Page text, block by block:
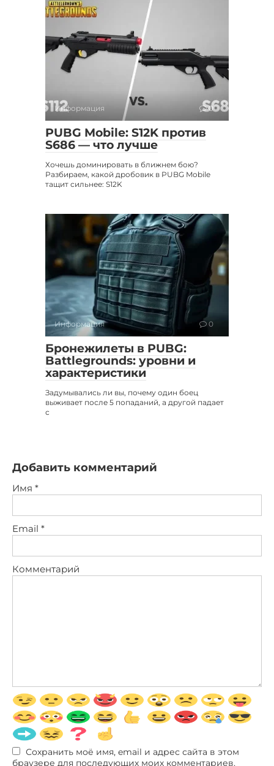
Информация 0
PUBG Mobile: S12K против
S686 — что лучше
Хочешь доминировать в ближнем бою?
Разбираем, какой дробовик в PUBG Mobile
тащит сильнее: S12K
Информация 0
Бронежилеты в PUBG:
Battlegrounds: уровни и
характеристики
Задумывались ли вы, почему один боец
выживает после 5 попаданий, а другой падает
с
Добавить комментарий
Имя *
Email *
Комментарий
Сохранить моё имя, email и адрес сайта в этом
браузере для последующих моих комментариев.